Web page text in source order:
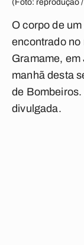
(Foto: reprodução
O corpo de
encontrado no
Gramame, em
manhã desta
de
divulgada.